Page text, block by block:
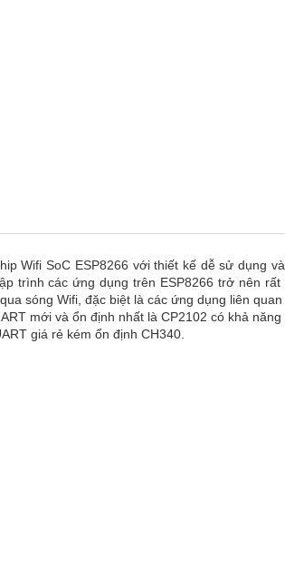
Wifi SoC ESP8266 với thiết kế dễ sử dụng
trình các ứng dụng trên ESP8266 trở nên
sóng Wifi, đặc biệt là các ứng dụng liên quan
mới và ổn định nhất là CP2102 có khả
giá rẻ kém ổn định CH340.